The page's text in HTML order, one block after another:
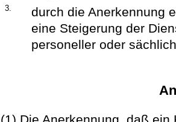
3.
durch die Anerkennung
eine Steigerung der
personeller oder